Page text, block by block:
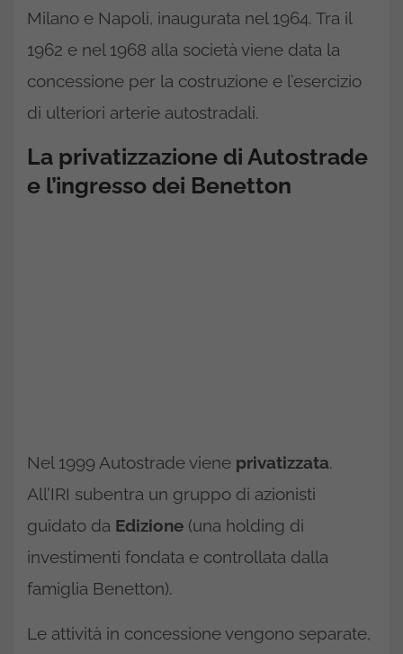
Milano e Napoli, inaugurata nel 1964. Tra il
1962 e nel 1968 alla società viene data la
concessione per la costruzione e l’esercizio
di ulteriori arterie autostradali.
La privatizzazione di Autostrade
e l’ingresso dei Benetton
Nel 1999 Autostrade viene privatizzata.
All’IRI subentra un gruppo di azionisti
guidato da Edizione (una holding di
investimenti fondata e controllata dalla
famiglia Benetton).
Le attività in concessione vengono separate,